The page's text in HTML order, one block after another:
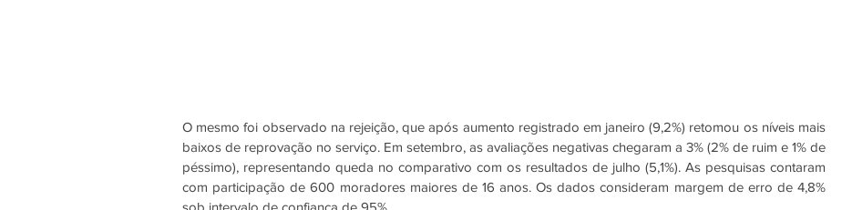
O mesmo foi observado na rejeição, que após aumento registrado em janeiro (9,2%) retomou os níveis mais
baixos de reprovação no serviço. Em setembro, as avaliações negativas chegaram a 3% (2% de ruim e 1% de
péssimo), representando queda no comparativo com os resultados de julho (5,1%). As pesquisas contaram
com participação de 600 moradores maiores de 16 anos. Os dados consideram margem de erro de 4,8%
sob intervalo de confiança de 95%.